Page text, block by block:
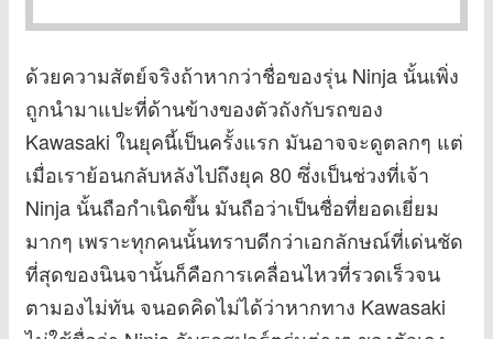
ด้วยความสัตย์จริงถ้าหากว่าชื่อของรุ่น Ninja นั้นเพิ่ง
ถูกนำมาแปะที่ด้านข้างของตัวถังกับรถของ
Kawasaki ในยุคนี้เป็นครั้งแรก มันอาจจะดูตลกๆ แต่
เมื่อเราย้อนกลับหลังไปถึงยุค 80 ซึ่งเป็นช่วงที่เจ้า
Ninja นั้นถือกำเนิดขึ้น มันถือว่าเป็นชื่อที่ยอดเยี่ยม
มากๆ เพราะทุกคนนั้นทราบดีกว่าเอกลักษณ์ที่เด่นชัด
ที่สุดของนินจานั้นก็คือการเคลื่อนไหวที่รวดเร็วจน
ตามองไม่ทัน จนอดคิดไม่ได้ว่าหากทาง Kawasaki